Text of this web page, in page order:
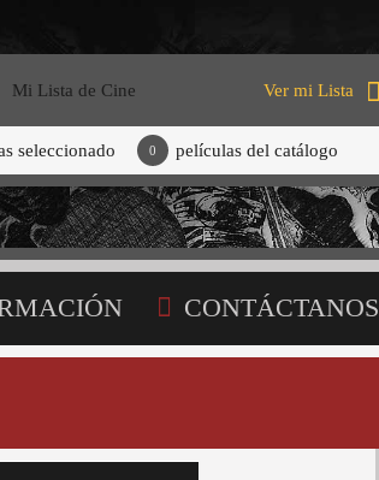
Mi Lista de Cine Ver mi Lista
seleccionado 0 películas del catálogo
CONTÁCTANOS